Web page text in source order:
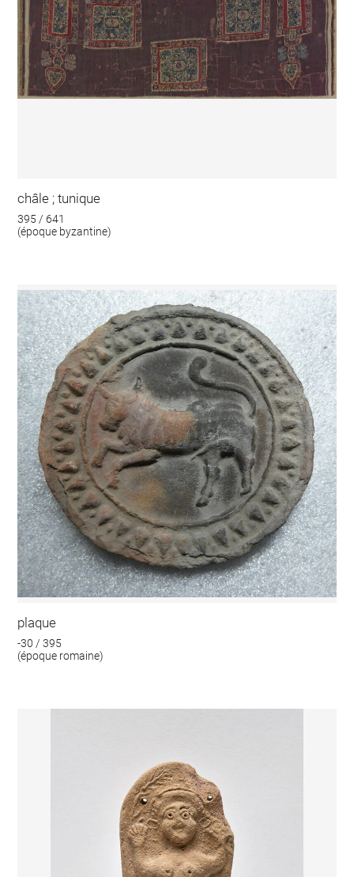
châle ; tunique
395 / 641
(époque byzantine)
plaque
-30 / 395
(époque romaine)